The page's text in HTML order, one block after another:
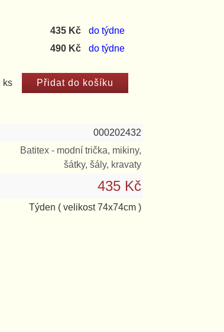
435 Kč
do týdne
490 Kč do týdne
ks
000202432
Batitex - modní trička, mikiny,
šátky, šály, kravaty
435 Kč
Týden ( velikost 74x74cm )